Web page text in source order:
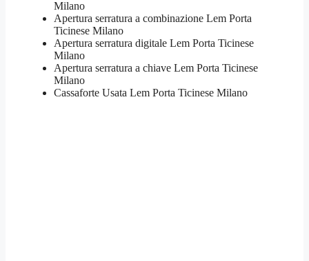
Milano
​Apertura serratura​ ​a combinazione Lem Porta
Ticinese Milano
Apertura serratura​ ​digitale Lem Porta Ticinese
Milano
​Apertura serratura​ ​a chiave Lem Porta Ticinese
Milano
​Cassaforte Usata Lem Porta Ticinese Milano